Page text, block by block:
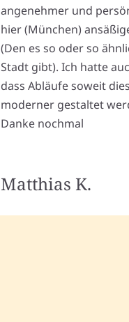
angenehmer und
hier (München)
(Den es so oder so
Stadt gibt). Ich hatte
dass Abläufe soweit
moderner gestaltet
Danke nochmal
Matthias K.